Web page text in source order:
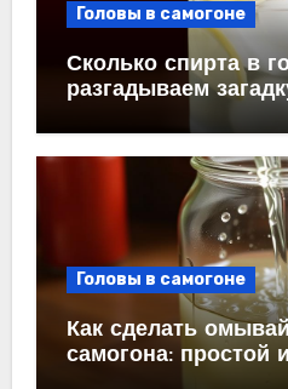
Головы в самогоне
Сколько спирта в
разгадываем
Головы в самогоне
Как сделать
самогона: простой